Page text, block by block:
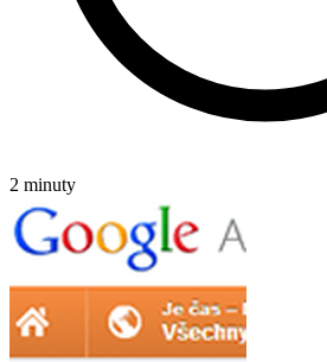
2 minuty